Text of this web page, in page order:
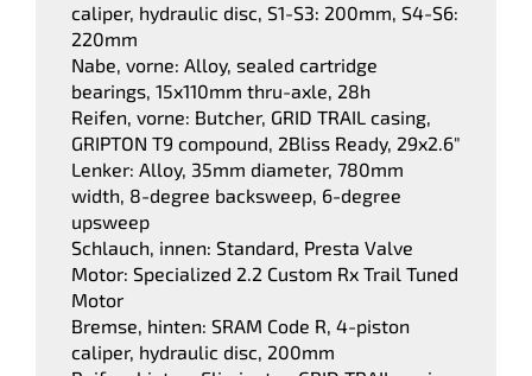
caliper, hydraulic disc, S1-S3: 200mm, S4-S6:
220mm
Nabe, vorne: Alloy, sealed cartridge
bearings, 15x110mm thru-axle, 28h
Reifen, vorne: Butcher, GRID TRAIL casing,
GRIPTON T9 compound, 2Bliss Ready, 29x2.6"
Lenker: Alloy, 35mm diameter, 780mm
width, 8-degree backsweep, 6-degree
upsweep
Schlauch, innen: Standard, Presta Valve
Motor: Specialized 2.2 Custom Rx Trail Tuned
Motor
Bremse, hinten: SRAM Code R, 4-piston
caliper, hydraulic disc, 200mm